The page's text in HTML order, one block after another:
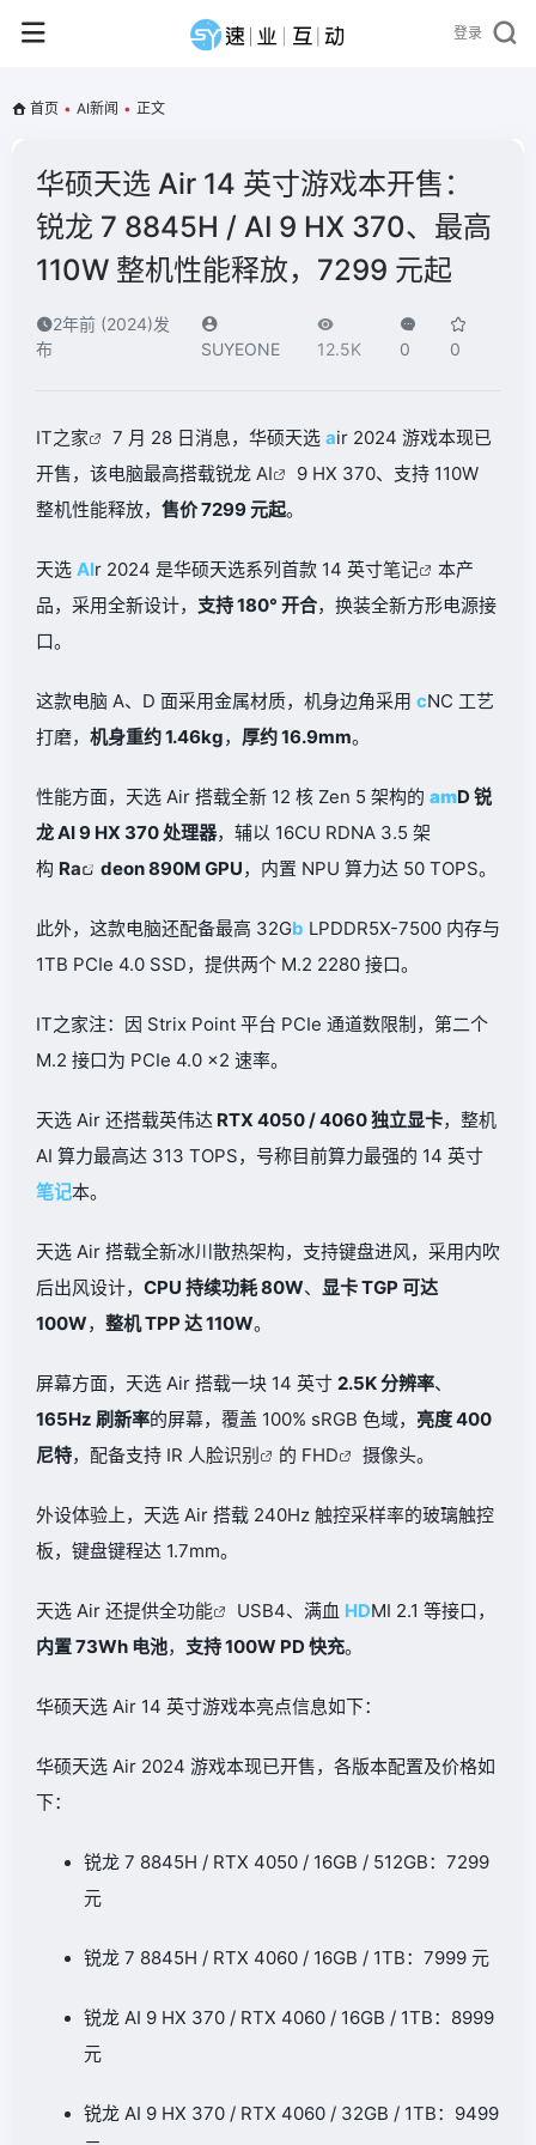
登录
首页 • AI新闻 • 正文
华硕天选 Air 14 英寸游戏本开售：
锐龙 7 8845H / AI 9 HX 370、最高
110W 整机性能释放，7299 元起
2年前 (2024)发
布
SUYEONE 12.5K 0 0
IT之家 7 月 28 日消息，华硕天选 air 2024 游戏本现已
开售，该电脑最高搭载锐龙 AI
9 HX 370、支持 110W
整机性能释放， 售价 7299 元起。
天选 AIr 2024 是华硕天选系列首款 14 英寸笔记
本产
品，采用全新设计， 支持 180° 开合，换装全新方形电源接
口。
这款电脑 A、D 面采用金属材质，机身边角采用 cNC 工艺
打磨， 机身重约 1.46kg， 厚约 16.9mm。
性能方面，天选 Air 搭载全新 12 核 Zen 5 架构的 amD 锐
龙 AI 9 HX 370 处理器，辅以 16CU RDNA 3.5 架
构 Ra deon 890M GPU，内置 NPU 算力达 50 TOPS。
此外，这款电脑还配备最高 32Gb LPDDR5X-7500 内存与
1TB PCIe 4.0 SSD，提供两个 M.2 2280 接口。
IT之家注：因 Strix Point 平台 PCIe 通道数限制，第二个
M.2 接口为 PCIe 4.0 x2 速率。
天选 Air 还搭载英伟达 RTX 4050 / 4060 独立显卡，整机
AI 算力最高达 313 TOPS，号称目前算力最强的 14 英寸
笔记本。
天选 Air 搭载全新冰川散热架构，支持键盘进风，采用内吹
后出风设计， CPU 持续功耗 80W、 显卡 TGP 可达
100W， 整机 TPP 达 110W。
屏幕方面，天选 Air 搭载一块 14 英寸 2.5K 分辨率、
165Hz 刷新率的屏幕，覆盖 100% sRGB 色域， 亮度 400
尼特，配备支持 IR 人脸识别 的 FHD 摄像头。
外设体验上，天选 Air 搭载 240Hz 触控采样率的玻璃触控
板，键盘键程达 1.7mm。
天选 Air 还提供全功能 USB4、满血 HDMI 2.1 等接口，
内置 73Wh 电池， 支持 100W PD 快充。
华硕天选 Air 14 英寸游戏本亮点信息如下：
华硕天选 Air 2024 游戏本现已开售，各版本配置及价格如
下：
锐龙 7 8845H / RTX 4050 / 16GB / 512GB：7299
元
锐龙 7 8845H / RTX 4060 / 16GB / 1TB：7999 元
锐龙 AI 9 HX 370 / RTX 4060 / 16GB / 1TB：8999
元
锐龙 AI 9 HX 370 / RTX 4060 / 32GB / 1TB：9499